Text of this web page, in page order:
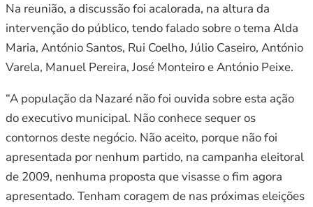
Na reunião, a discussão foi acalorada, na altura da
intervenção do público, tendo falado sobre o tema Alda
Maria, António Santos, Rui Coelho, Júlio Caseiro, António
Varela, Manuel Pereira, José Monteiro e António Peixe.
“A população da Nazaré não foi ouvida sobre esta ação
do executivo municipal. Não conhece sequer os
contornos deste negócio. Não aceito, porque não foi
apresentada por nenhum partido, na campanha eleitoral
de 2009, nenhuma proposta que visasse o fim agora
apresentado. Tenham coragem de nas próximas eleições